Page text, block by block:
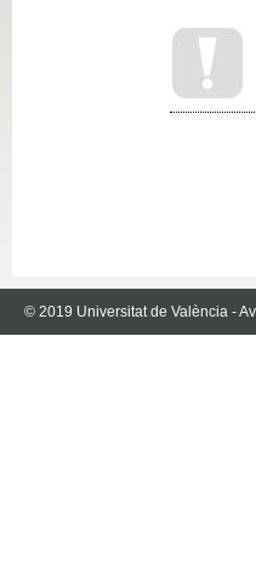
© 2019 Universitat de València -